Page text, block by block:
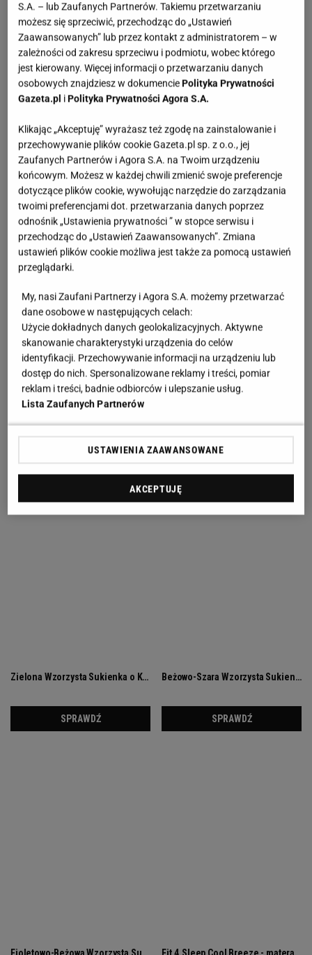
S.A. – lub Zaufanych Partnerów. Takiemu przetwarzaniu
możesz się sprzeciwić, przechodząc do „Ustawień
Zaawansowanych” lub przez kontakt z administratorem – w
zależności od zakresu sprzeciwu i podmiotu, wobec którego
jest kierowany. Więcej informacji o przetwarzaniu danych
osobowych znajdziesz w dokumencie Polityka Prywatności
Gazeta.pl i Polityka Prywatności Agora S.A.
Klikając „Akceptuję” wyrażasz też zgodę na zainstalowanie i
przechowywanie plików cookie Gazeta.pl sp. z o.o., jej
Zaufanych Partnerów i Agora S.A. na Twoim urządzeniu
końcowym. Możesz w każdej chwili zmienić swoje preferencje
dotyczące plików cookie, wywołując narzędzie do zarządzania
twoimi preferencjami dot. przetwarzania danych poprzez
odnośnik „Ustawienia prywatności ” w stopce serwisu i
przechodząc do „Ustawień Zaawansowanych”. Zmiana
ustawień plików cookie możliwa jest także za pomocą ustawień
przeglądarki.
My, nasi Zaufani Partnerzy i Agora S.A. możemy przetwarzać
dane osobowe w następujących celach:
Użycie dokładnych danych geolokalizacyjnych. Aktywne
skanowanie charakterystyki urządzenia do celów
identyfikacji. Przechowywanie informacji na urządzeniu lub
dostęp do nich. Spersonalizowane reklamy i treści, pomiar
reklam i treści, badnie odbiorców i ulepszanie usług.
Lista Zaufanych Partnerów
USTAWIENIA ZAAWANSOWANE
AKCEPTUJĘ